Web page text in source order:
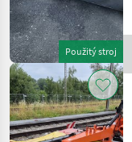
Použitý stroj